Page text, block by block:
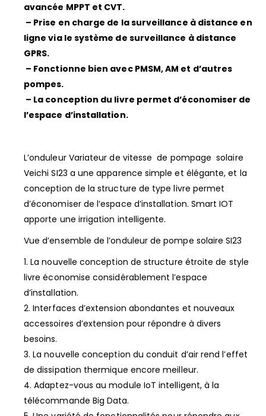
avancée MPPT et CVT.
– Prise en charge de la surveillance à distance en
ligne via le système de surveillance à distance
GPRS.
– Fonctionne bien avec PMSM, AM et d’autres
pompes.
– La conception du livre permet d’économiser de
l’espace d’installation.
L’onduleur Variateur de vitesse de pompage solaire
Veichi SI23 a une apparence simple et élégante, et la
conception de la structure de type livre permet
d’économiser de l’espace d’installation. Smart IOT
apporte une irrigation intelligente.
Vue d’ensemble de l’onduleur de pompe solaire SI23
1. La nouvelle conception de structure étroite de style
livre économise considérablement l’espace
d’installation.
2. Interfaces d’extension abondantes et nouveaux
accessoires d’extension pour répondre à divers
besoins.
3. La nouvelle conception du conduit d’air rend l’effet
de dissipation thermique encore meilleur.
4. Adaptez-vous au module IoT intelligent, à la
télécommande Big Data.